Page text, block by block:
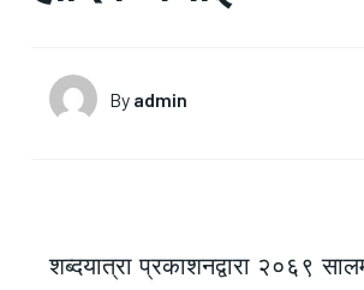
By admin
शब्दयात्रा प्रकाशनद्वारा २०६९